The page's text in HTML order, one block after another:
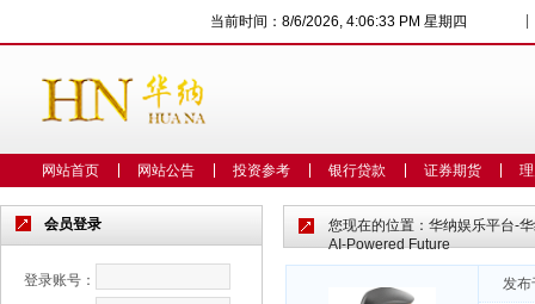
网站首页 网站公告 投资参考 银行贷款 证券期货
当前时间： 8/6/2026, 4:06:34 PM 星期四
发布
您现在的位置： 华纳娱乐平台-
AI-Powered Future
会员登录
登录账号：